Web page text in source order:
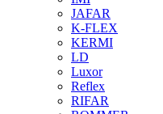
JAFAR
K-FLEX
KERMI
LD
Luxor
Reflex
RIFAR